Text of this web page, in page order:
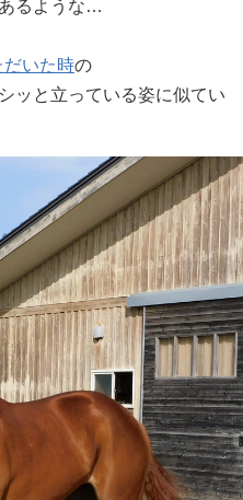
るような…
だいた時の
ッと立っている姿に似てい